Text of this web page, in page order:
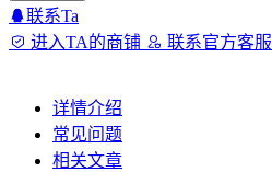
联系Ta
进入TA的商铺
联系官方客服
详情介绍
常见问题
相关文章